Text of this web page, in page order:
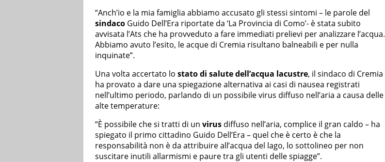
“Anch’io e la mia famiglia abbiamo accusato gli stessi sintomi – le parole del
sindaco Guido Dell’Era riportate da ‘La Provincia di Como’- è stata subito
avvisata l’Ats che ha provveduto a fare immediati prelievi per analizzare l’acqua.
Abbiamo avuto l’esito, le acque di Cremia risultano balneabili e per nulla
inquinate”.
Una volta accertato lo stato di salute dell’acqua lacustre, il sindaco di Cremia
ha provato a dare una spiegazione alternativa ai casi di nausea registrati
nell’ultimo periodo, parlando di un possibile virus diffuso nell’aria a causa delle
alte temperature:
“È possibile che si tratti di un virus diffuso nell’aria, complice il gran caldo – ha
spiegato il primo cittadino Guido Dell’Era – quel che è certo è che la
responsabilità non è da attribuire all’acqua del lago, lo sottolineo per non
suscitare inutili allarmismi e paure tra gli utenti delle spiagge”.